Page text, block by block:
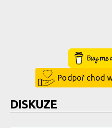
Buy
Podpoř chod
DISKUZE